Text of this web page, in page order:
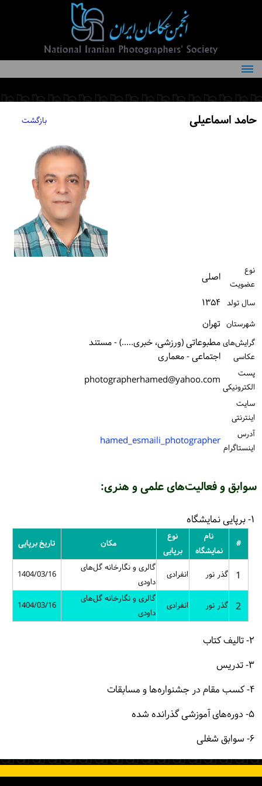
درباره انجمن
کمیته‌های انجمن
حامد اسماعیلی بازگشت
نوع
عضویت
اصلی
سال تولد ۱۳۵۴
شهرستان تهران
گرایش‌های
عکاسی
مطبوعاتی (ورزشی، خبری.....) - مستند
اجتماعی - معماری
پست
الكترونیكی photographerhamed@yahoo.com
سایت
اینترنتی
آدرس
اینستاگرام hamed_esmaili_photographer
سوابق و فعالیت‌های علمی و هنری:
۱- برپایی نمایشگاه
#
نام
نمایشگاه
نوع
برپایی
مکان تاریخ برپایی
1 گذر نور انفرادی
گالری و نگارخانه گل‌های
داودی
1404/03/16
2 گذر نور انفرادی
گالری و نگارخانه گل‌های
داودی
1404/03/16
۲- تالیف کتاب
۳- تدریس
۴- کسب مقام در جشنواره‌ها و مسابقات
۵- دوره‌های آموزشی گذرانده شده
۶- سوابق شغلی